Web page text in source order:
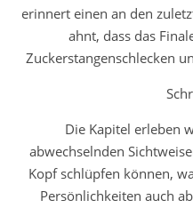
erinnert einen an den
ahnt, dass das
Zuckerstangenschlecken
Die Kapitel erleben
abwechselnden
Kopf schlüpfen können,
Persönlichkeiten auch